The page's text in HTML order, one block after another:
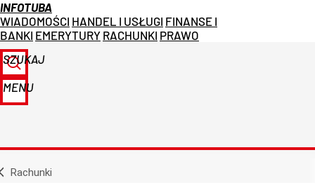
INFOTUBA
WIADOMOŚCI HANDEL I USŁUGI FINANSE I
BANKI EMERYTURY RACHUNKI PRAWO
SZUKAJ
MENU
Rachunki